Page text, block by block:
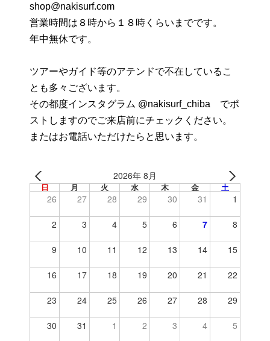
shop@nakisurf.com
営業時間は８時から１８時くらいまでです。
年中無休です。
ツアーやガイド等のアテンドで不在しているこ
とも多々ございます。
その都度インスタグラム @nakisurf_chiba でポ
ストしますのでご来店前にチェックください。
またはお電話いただけたらと思います。
2026年 8月
日 月 火 水 木 金 土
26 27 28 29 30 31 1
2 3 4 5 6 7 8
9 10 11 12 13 14 15
16 17 18 19 20 21 22
23 24 25 26 27 28 29
30 31 1 2 3 4 5